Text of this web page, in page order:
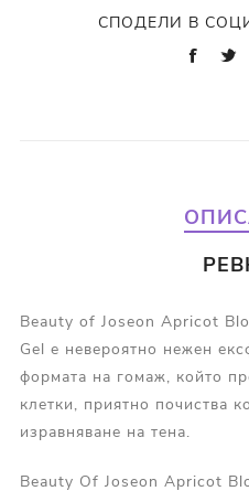
СПОДЕЛИ В
Beauty of Joseon Apricot
Gel е невероятно нежен
формата на гомаж, който
клетки, приятно почиства
изравняване на тена.
Beauty Of Joseon Apricot